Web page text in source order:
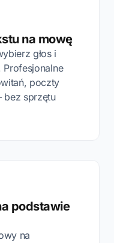
na mowę
głos i
poczty
bez sprzętu
podstawie
na